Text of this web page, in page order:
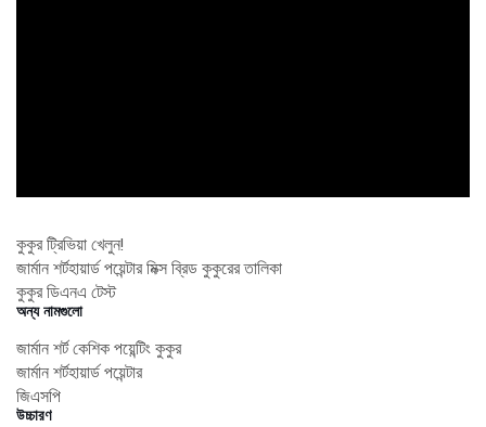
কুকুর ট্রিভিয়া খেলুন!
জার্মান শর্টহায়ার্ড পয়েন্টার মিক্স ব্রিড কুকুরের তালিকা
কুকুর ডিএনএ টেস্ট
অন্য নামগুলো
জার্মান শর্ট কেশিক পয়েন্টিং কুকুর
জার্মান শর্টহায়ার্ড পয়েন্টার
জিএসপি
উচ্চারণ